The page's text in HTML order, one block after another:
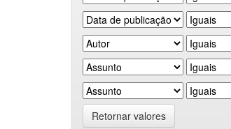
Retornar valores